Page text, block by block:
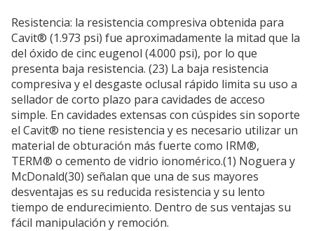
Resistencia: la resistencia compresiva obtenida para
Cavit® (1.973 psi) fue aproximadamente la mitad que la
del óxido de cinc eugenol (4.000 psi), por lo que
presenta baja resistencia. (23) La baja resistencia
compresiva y el desgaste oclusal rápido limita su uso a
sellador de corto plazo para cavidades de acceso
simple. En cavidades extensas con cúspides sin soporte
el Cavit® no tiene resistencia y es necesario utilizar un
material de obturación más fuerte como IRM®,
TERM® o cemento de vidrio ionomérico.(1) Noguera y
McDonald(30) señalan que una de sus mayores
desventajas es su reducida resistencia y su lento
tiempo de endurecimiento. Dentro de sus ventajas su
fácil manipulación y remoción.